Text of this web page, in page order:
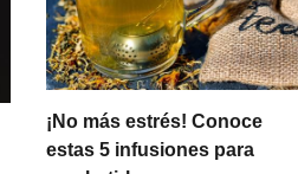
¡No más estrés! Conoce
estas 5 infusiones para